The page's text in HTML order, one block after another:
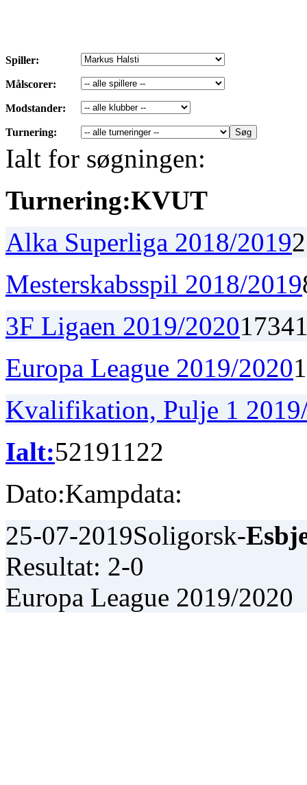
Spiller:
Målscorer:
Modstander:
Turnering:
Ialt for søgningen:
Turnering:KVUT
Alka Superliga 2018/2019
Mesterskabsspil 2018/2019
3F Ligaen 2019/20201734
Europa League 2019/20201
Kvalifikation, Pulje 1
Ialt:52191122
Dato:Kampdata:
25-07-2019Soligorsk-
Resultat: 2-0
Europa League 2019/2020